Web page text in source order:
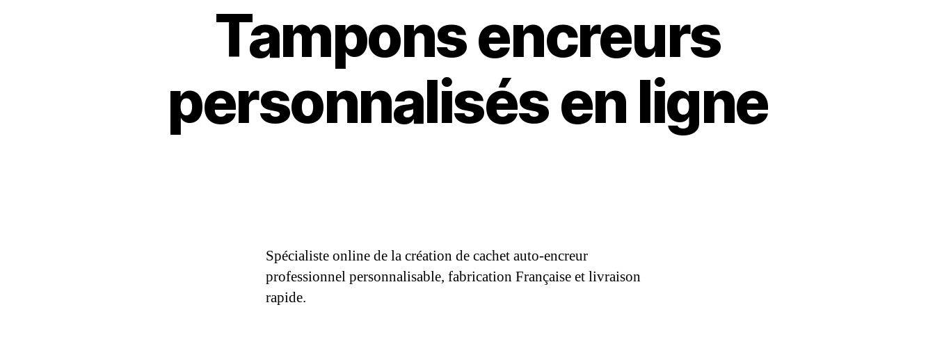
Tampons encreurs
personnalisés en ligne
Spécialiste online de la création de cachet auto-encreur
professionnel personnalisable, fabrication Française et livraison
rapide.